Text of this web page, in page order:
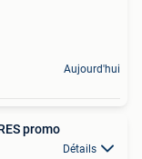
Aujourd'hui
promo
Détails